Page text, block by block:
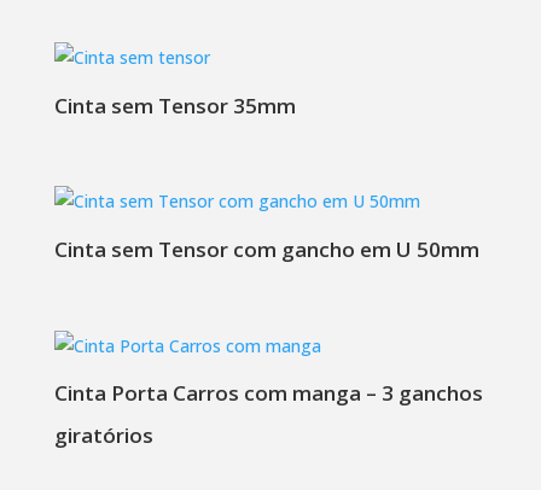
Cinta sem Tensor 35mm
Cinta sem Tensor com gancho em U 50mm
Cinta Porta Carros com manga – 3 ganchos
giratórios